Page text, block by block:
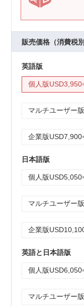
販売価格（消費税別
英語版
個人版USD3,950
マルチユーザー版
企業版USD7,900
日本語版
個人版USD5,050
マルチユーザー版
企業版
英語と日本語版
個人版USD6,050
マルチユーザー版